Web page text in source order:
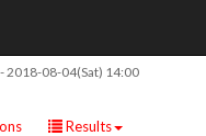
-2018-08-04(Sat) 14:00
Results